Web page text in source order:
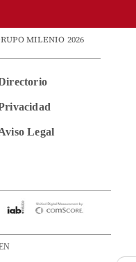
MILENIO 2026
Legal